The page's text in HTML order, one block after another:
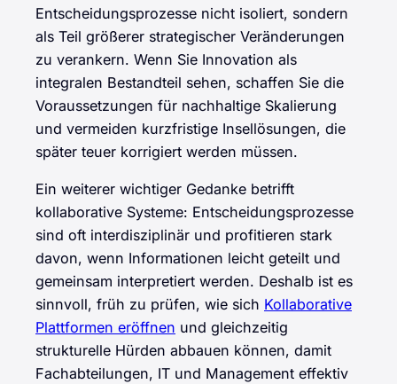
Entscheidungsprozesse nicht isoliert, sondern
als Teil größerer strategischer Veränderungen
zu verankern. Wenn Sie Innovation als
integralen Bestandteil sehen, schaffen Sie die
Voraussetzungen für nachhaltige Skalierung
und vermeiden kurzfristige Insellösungen, die
später teuer korrigiert werden müssen.
Ein weiterer wichtiger Gedanke betrifft
kollaborative Systeme: Entscheidungsprozesse
sind oft interdisziplinär und profitieren stark
davon, wenn Informationen leicht geteilt und
gemeinsam interpretiert werden. Deshalb ist es
sinnvoll, früh zu prüfen, wie sich Kollaborative
Plattformen eröffnen und gleichzeitig
strukturelle Hürden abbauen können, damit
Fachabteilungen, IT und Management effektiv